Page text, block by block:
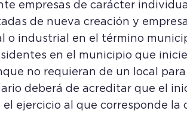
empresas de carácter
de nueva creación y
o industrial en el término
en el municipio que
no requieran de un local
deberá de acreditar que el
ejercicio al que corresponde la